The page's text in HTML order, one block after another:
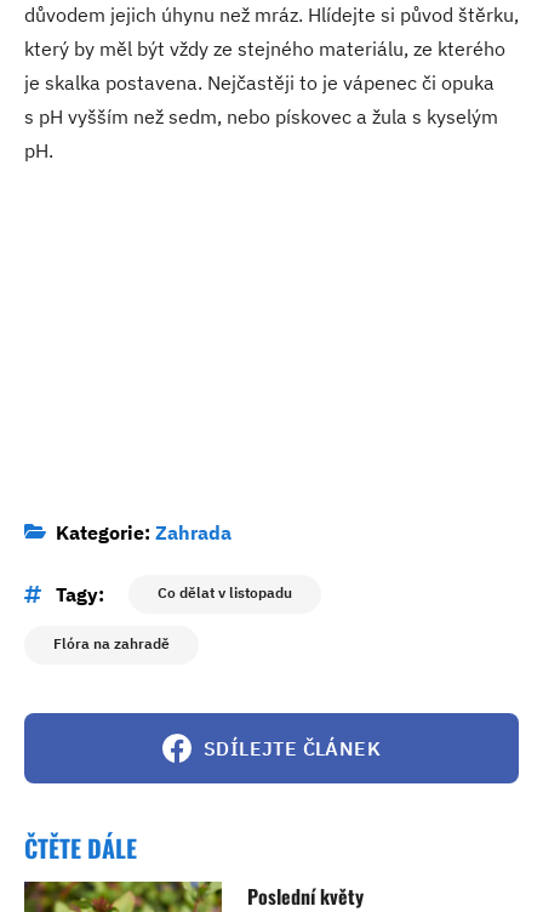
důvodem jejich úhynu než mráz. Hlídejte si původ štěrku,
který by měl být vždy ze stejného materiálu, ze kterého
je skalka postavena. Nejčastěji to je vápenec či opuka
s pH vyšším než sedm, nebo pískovec a žula s kyselým
pH.
Kategorie: Zahrada
Tagy: Co dělat v listopadu
Flóra na zahradě
SDÍLEJTE ČLÁNEK
ČTĚTE DÁLE
Poslední květy